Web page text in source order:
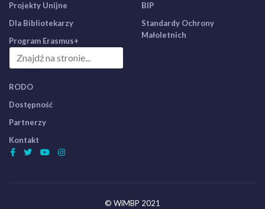
Projekty Unijne
Dla Bibliotekarzy
Program Erasmus+
BIP
Standardy Ochrony
Małoletnich
RODO
Dostępność
Partnerzy
Kontakt
© WiMBP 2021